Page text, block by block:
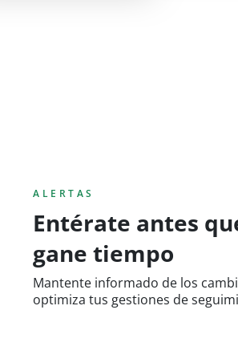
ALERTAS
Entérate antes
gane tiempo
Mantente informado de los
optimiza tus gestiones de